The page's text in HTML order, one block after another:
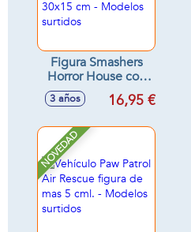
Figura Smashers
Horror House con
slime,
coleccionables
Modelos surtidos
3 años 16,95 €
NOVEDAD